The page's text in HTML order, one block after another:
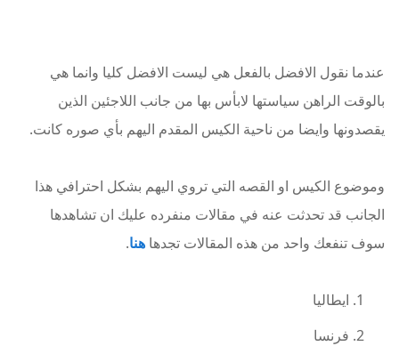
عندما نقول الافضل بالفعل هي ليست الافضل كليا وانما هي
بالوقت الراهن سياستها لابأس بها من جانب اللاجئين الذين
يقصدونها وايضا من ناحية الكيس المقدم اليهم بأي صوره كانت.
وموضوع الكيس او القصه التي تروي اليهم بشكل احترافي هذا
الجانب قد تحدثت عنه في مقالات منفرده عليك ان تشاهدها
سوف تنفعك واحد من هذه المقالات تجدها هنا.
ايطاليا
فرنسا